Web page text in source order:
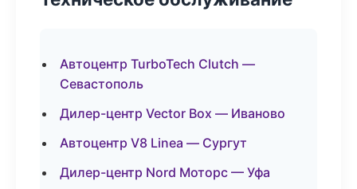
Автоцентр TurboTech Clutch —
Севастополь
Дилер-центр Vector Box — Иваново
Автоцентр V8 Linea — Сургут
Дилер-центр Nord Моторс — Уфа